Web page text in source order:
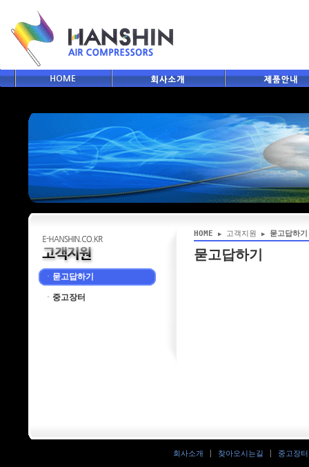
ㆍ 묻고답하기
ㆍ 중고장터
HOME ▶ 고객지원 ▶ 묻고답하기
묻고답하기
회사소개 찾아오시는길 중고장터